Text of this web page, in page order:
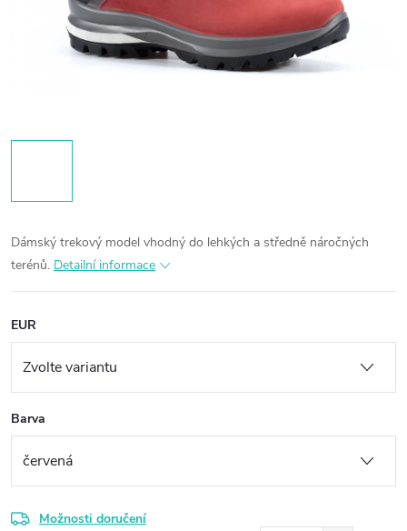
Dámský trekový model vhodný do lehkých a středně náročných
terénů. Detailní informace
EUR
Barva
Možnosti doručení